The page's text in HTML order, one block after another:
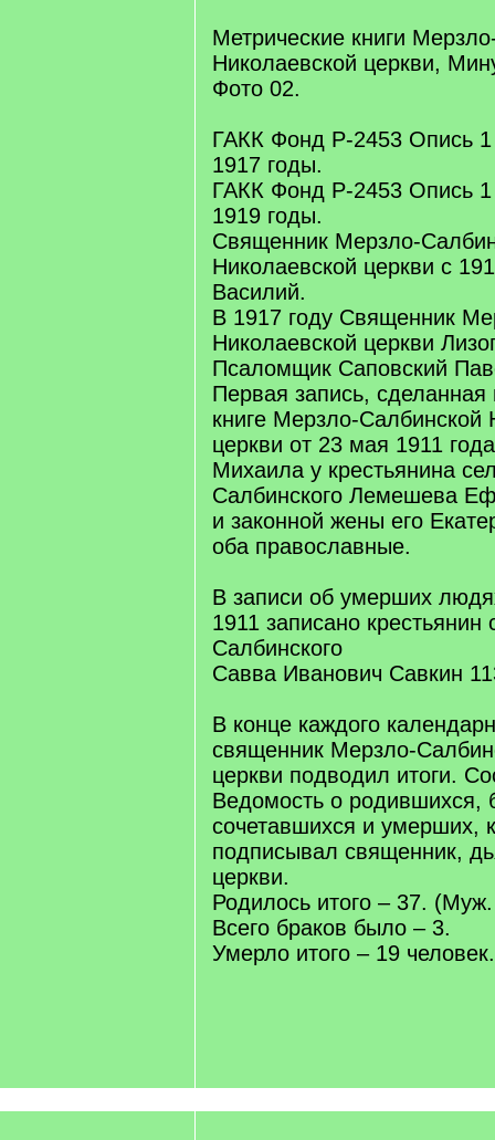
Метрические книги
Николаевской церкви,
Фото 02.
ГАКК Фонд Р-2453 Опись
1917 годы.
ГАКК Фонд Р-2453 Опись
1919 годы.
Священник Мерзло-
Николаевской церкви с
Василий.
В 1917 году Священник
Николаевской церкви
Псаломщик Саповский
Первая запись, сделанная
книге Мерзло-Салбинской
церкви от 23 мая 1911
Михаила у крестьянина
Салбинского Лемешева
и законной жены его
оба православные.
В записи об умерших
1911 записано
Салбинского
Савва Иванович Савкин
В конце каждого
священник Мерзло-
церкви подводил итоги.
Ведомость о родившихся,
сочетавшихся и умерших,
подписывал священник,
церкви.
Родилось итого – 37.
Всего браков было – 3.
Умерло итого – 19 человек.